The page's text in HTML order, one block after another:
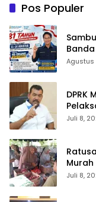
Pos Populer
Agustus
DPRK
Juli 8,
Juli 8,